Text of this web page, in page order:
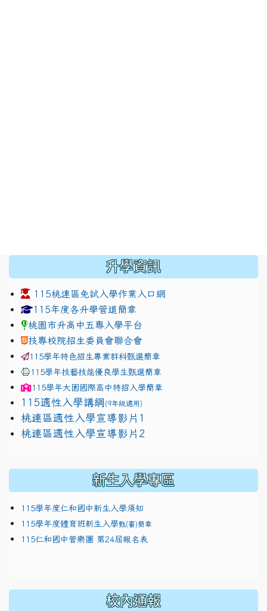
升學資訊
115桃連區免試入學作業入口網
link to https://www.jhjhs.tyc.edu.tw/modules/
115年度各升學管道簡章
桃園市升高中五專入學平台
技專校院招生委員會聯合會
115學年特色招生專業群科甄選簡章
115學年技藝技能優良學生甄選簡章
115學年大園國際高中特招入學簡章
115適性入學講綱 (9年級適用)
link to https://docs.google.com/presentation/d/
桃連區適性入學宣導影片1
link to https://docs.google.com/presentation/d/
桃連區適性入學宣導影片2
新生入學專區
115學年度仁和國中新生入學須知
115學年度體育班新生入學甄(審)簡章
115仁和國中管樂團 第24屆報名表
校內通報